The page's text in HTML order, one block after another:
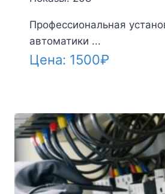
Профессиональная
автоматики ...
Цена: 1500₽